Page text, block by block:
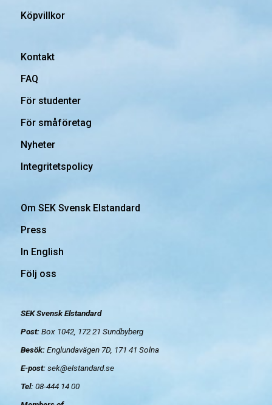
Köpvillkor
Kontakt
FAQ
För studenter
För småföretag
Nyheter
Integritetspolicy
Om SEK Svensk Elstandard
Press
In English
Följ oss
SEK Svensk Elstandard
Post:Box 1042, 172 21 Sundbyberg
Besök:Englundavägen 7D, 171 41 Solna
E-post:sek@elstandard.se
Tel:08-444 14 00